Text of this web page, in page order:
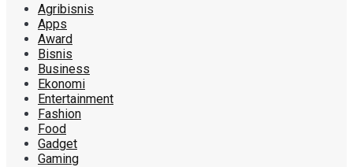
Agribisnis
Apps
Award
Bisnis
Business
Ekonomi
Entertainment
Fashion
Food
Gadget
Gaming